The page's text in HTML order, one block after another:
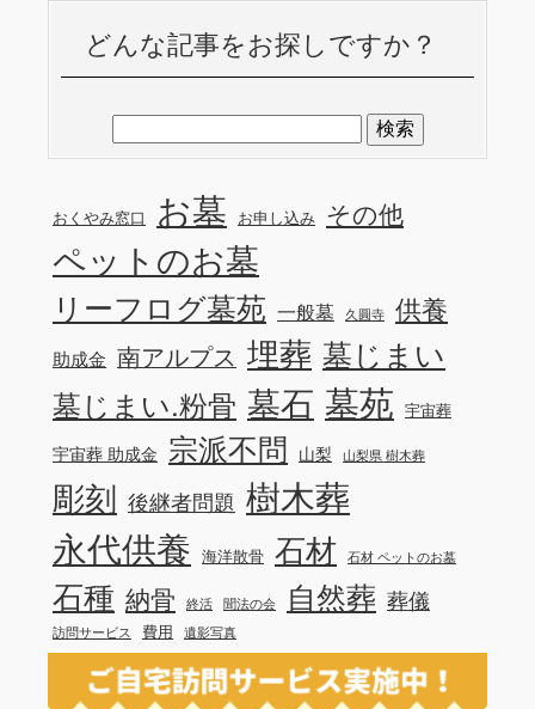
どんな記事をお探しですか？
おくやみ窓口 お墓 お申し込み その他
ペットのお墓
リーフログ墓苑 一般墓 久圓寺 供養
助成金 南アルプス 埋葬 墓じまい
墓じまい.粉骨 墓石 墓苑 宇宙葬
宇宙葬 助成金 宗派不問 山梨 山梨県 樹木葬
彫刻 後継者問題 樹木葬
永代供養 海洋散骨 石材 石材 ペットのお墓
石種 納骨 終活 聞法の会 自然葬 葬儀
訪問サービス 費用 遺影写真